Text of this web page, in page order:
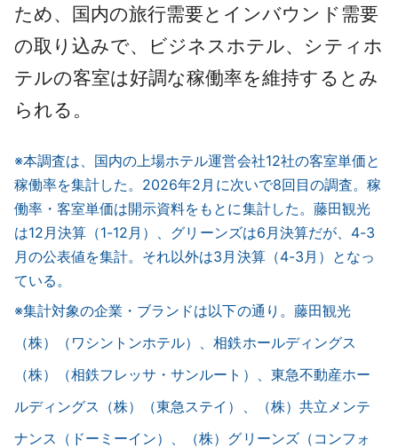
ため、国内の旅行需要とインバウンド需要
の取り込みで、ビジネスホテル、シティホ
テルの客室は好調な稼働率を維持するとみ
られる。
※本調査は、国内の上場ホテル運営会社12社の客室単価と
稼働率を集計した。2026年2月に次いで8回目の調査。稼
働率・客室単価は開示資料をもとに集計した。藤田観光
は12月決算（1-12月）、グリーンズは6月決算だが、4-3
月の公表値を集計。それ以外は3月決算（4-3月）となっ
ている。
※集計対象の企業・ブランドは以下の通り。藤田観光
（株）（ワシントンホテル）、相鉄ホールディングス
（株）（相鉄フレッサ・サンルート）、東急不動産ホー
ルディングス（株）（東急ステイ）、（株）共立メンテ
ナンス（ドーミーイン）、（株）グリーンズ（コンフォ